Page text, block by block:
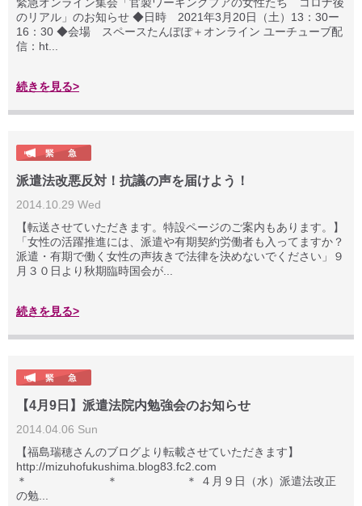
のリアル」のお知らせ ◆日時 2021年3月20日（土）13：30ー
16：30 ◆会場 スペースたんぽぽ＋オンライン ユーチューブ配
信：ht...
続きを見る>
派遣法改悪反対！抗議の声を届けよう！
2014.10.29 Wed
【転送させていただきます。特設ページのご案内もあります。】
「女性の活躍推進には、派遣や有期契約労働者も入ってますか？
派遣・有期で働く女性の声抜きで法律を決めないでください」９
月３０日より秋期臨時国会が...
続きを見る>
【4月9日】派遣法院内勉強会のお知らせ
2014.04.06 Sun
【福島瑞穂さんのブログより転載させていただきます】
http://mizuhofukushima.blog83.fc2.com
＊ ＊ ＊ ４月９日（水）派遣法改正
の勉...